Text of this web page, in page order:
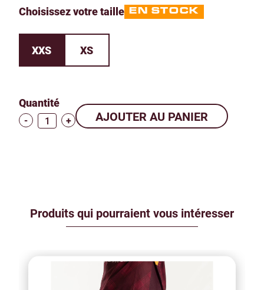
Choisissez votre taille EN STOCK
XXS XS
Quantité
- +
Produits qui pourraient vous intéresser